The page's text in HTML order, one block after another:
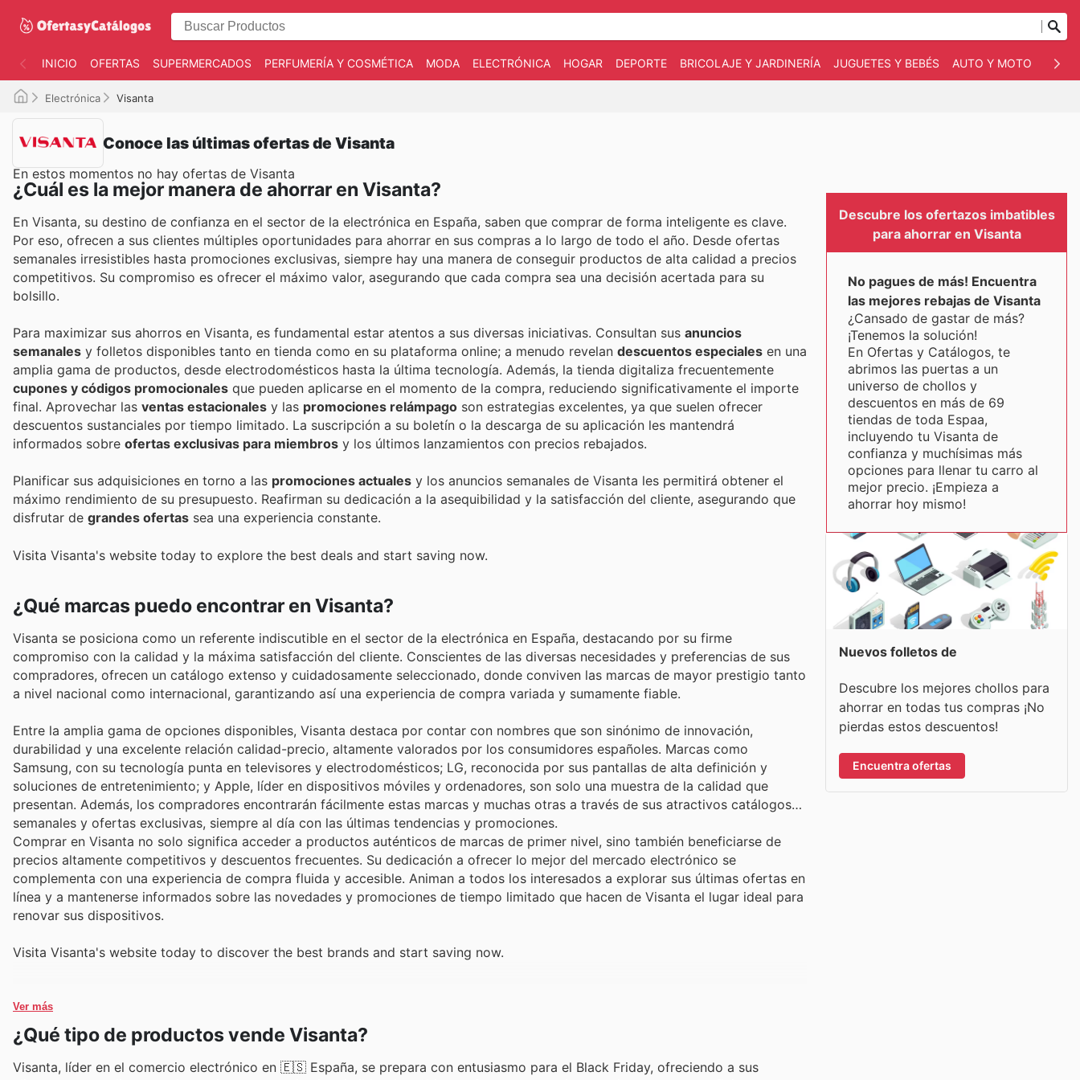
INICIO OFERTAS SUPERMERCADOS PERFUMERÍA Y COSMÉTICA MODA ELECTRÓNICA HOGAR DEPORTE BRICOLAJE Y JARDINERÍA JUGUETES Y BEBÉS AUTO Y MOTO
Electrónica Visanta
Conoce las últimas ofertas de Visanta
En estos momentos no hay ofertas de Visanta
¿Cuál es la mejor manera de ahorrar en Visanta?
En Visanta, su destino de confianza en el sector de la electrónica en España, saben que comprar de forma inteligente es clave.
Por eso, ofrecen a sus clientes múltiples oportunidades para ahorrar en sus compras a lo largo de todo el año. Desde ofertas
semanales irresistibles hasta promociones exclusivas, siempre hay una manera de conseguir productos de alta calidad a precios
competitivos. Su compromiso es ofrecer el máximo valor, asegurando que cada compra sea una decisión acertada para su
bolsillo.
Para maximizar sus ahorros en Visanta, es fundamental estar atentos a sus diversas iniciativas. Consultan sus anuncios
semanales y folletos disponibles tanto en tienda como en su plataforma online; a menudo revelan descuentos especiales en una
amplia gama de productos, desde electrodomésticos hasta la última tecnología. Además, la tienda digitaliza frecuentemente
cupones y códigos promocionales que pueden aplicarse en el momento de la compra, reduciendo significativamente el importe
final. Aprovechar las ventas estacionales y las promociones relámpago son estrategias excelentes, ya que suelen ofrecer
descuentos sustanciales por tiempo limitado. La suscripción a su boletín o la descarga de su aplicación les mantendrá
informados sobre ofertas exclusivas para miembros y los últimos lanzamientos con precios rebajados.
Planificar sus adquisiciones en torno a las promociones actuales y los anuncios semanales de Visanta les permitirá obtener el
máximo rendimiento de su presupuesto. Reafirman su dedicación a la asequibilidad y la satisfacción del cliente, asegurando que
disfrutar de grandes ofertas sea una experiencia constante.
Visita Visanta's website today to explore the best deals and start saving now.
¿Qué marcas puedo encontrar en Visanta?
Visanta se posiciona como un referente indiscutible en el sector de la electrónica en España, destacando por su firme
compromiso con la calidad y la máxima satisfacción del cliente. Conscientes de las diversas necesidades y preferencias de sus
compradores, ofrecen un catálogo extenso y cuidadosamente seleccionado, donde conviven las marcas de mayor prestigio tanto
a nivel nacional como internacional, garantizando así una experiencia de compra variada y sumamente fiable.
Entre la amplia gama de opciones disponibles, Visanta destaca por contar con nombres que son sinónimo de innovación,
durabilidad y una excelente relación calidad-precio, altamente valorados por los consumidores españoles. Marcas como
Samsung, con su tecnología punta en televisores y electrodomésticos; LG, reconocida por sus pantallas de alta definición y
soluciones de entretenimiento; y Apple, líder en dispositivos móviles y ordenadores, son solo una muestra de la calidad que
presentan. Además, los compradores encontrarán fácilmente estas marcas y muchas otras a través de sus atractivos catálogos
semanales y ofertas exclusivas, siempre al día con las últimas tendencias y promociones.
Comprar en Visanta no solo significa acceder a productos auténticos de marcas de primer nivel, sino también beneficiarse de
precios altamente competitivos y descuentos frecuentes. Su dedicación a ofrecer lo mejor del mercado electrónico se
complementa con una experiencia de compra fluida y accesible. Animan a todos los interesados a explorar sus últimas ofertas en
línea y a mantenerse informados sobre las novedades y promociones de tiempo limitado que hacen de Visanta el lugar ideal para
renovar sus dispositivos.
Visita Visanta's website today to discover the best brands and start saving now.
Ver más
¿Qué tipo de productos vende Visanta?
Visanta, líder en el comercio electrónico en 🇪🇸 España, se prepara con entusiasmo para el Black Friday, ofreciendo a sus
Descubre los ofertazos imbatibles
para ahorrar en Visanta
No pagues de más! Encuentra
las mejores rebajas de Visanta
¿Cansado de gastar de más?
¡Tenemos la solución!
En Ofertas y Catálogos, te
abrimos las puertas a un
universo de chollos y
descuentos en más de 69
tiendas de toda Espaa,
incluyendo tu Visanta de
confianza y muchísimas más
opciones para llenar tu carro al
mejor precio. ¡Empieza a
ahorrar hoy mismo!
Nuevos folletos de
Descubre los mejores chollos para
ahorrar en todas tus compras ¡No
pierdas estos descuentos!
Encuentra ofertas